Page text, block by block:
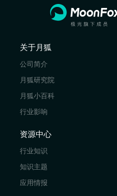
关于月狐
公司简介
月狐研究院
月狐小百科
行业影响
资源中心
行业知识
知识主题
应用情报